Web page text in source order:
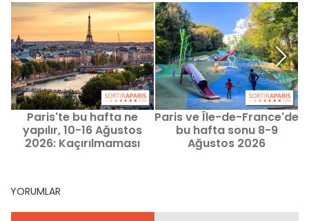
Paris'te bu hafta ne
yapılır, 10-16 Ağustos
2026: Kaçırılmaması
Paris ve Île-de-France'de
bu hafta sonu 8-9
Ağustos 2026
YORUMLAR